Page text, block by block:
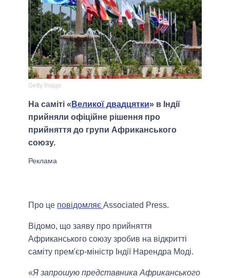
Getty Image
На саміті « Великої двадцятки» в Індії
прийняли офіційне рішення про
прийняття до групи Африканського
союзу.
Про це повідомляє Associated Press.
Відомо, що заяву про прийняття
Африканського союзу зробив на відкритті
саміту прем'єр-міністр Індії Нарендра Моді.
«Я запрошую представника Африканського